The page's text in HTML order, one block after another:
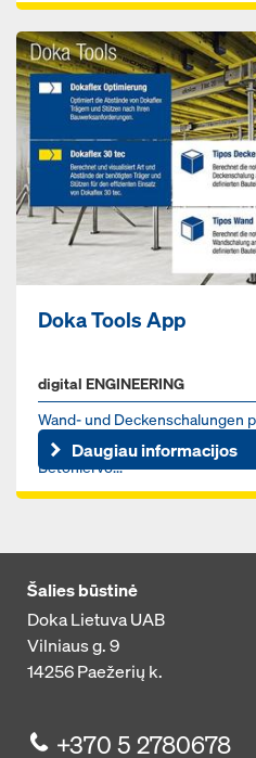
Doka Tools App
digital ENGINEERING
Wand- und Deckenschalungen
Dokaflex optimieren und
Betoniervo...
Daugiau informacijos
Šalies būstinė
Doka Lietuva UAB
Vilniaus g. 9
14256Paežerių k.
+370 5 2780678